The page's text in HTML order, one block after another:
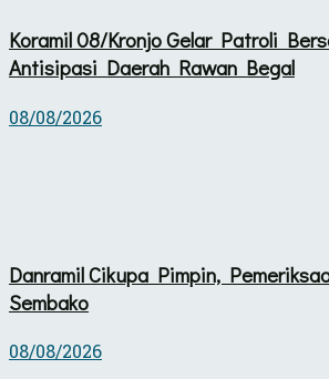
Koramil 08/Kronjo Gelar Patroli
Antisipasi Daerah Rawan Begal
08/08/2026
Danramil Cikupa Pimpin,
Sembako
08/08/2026